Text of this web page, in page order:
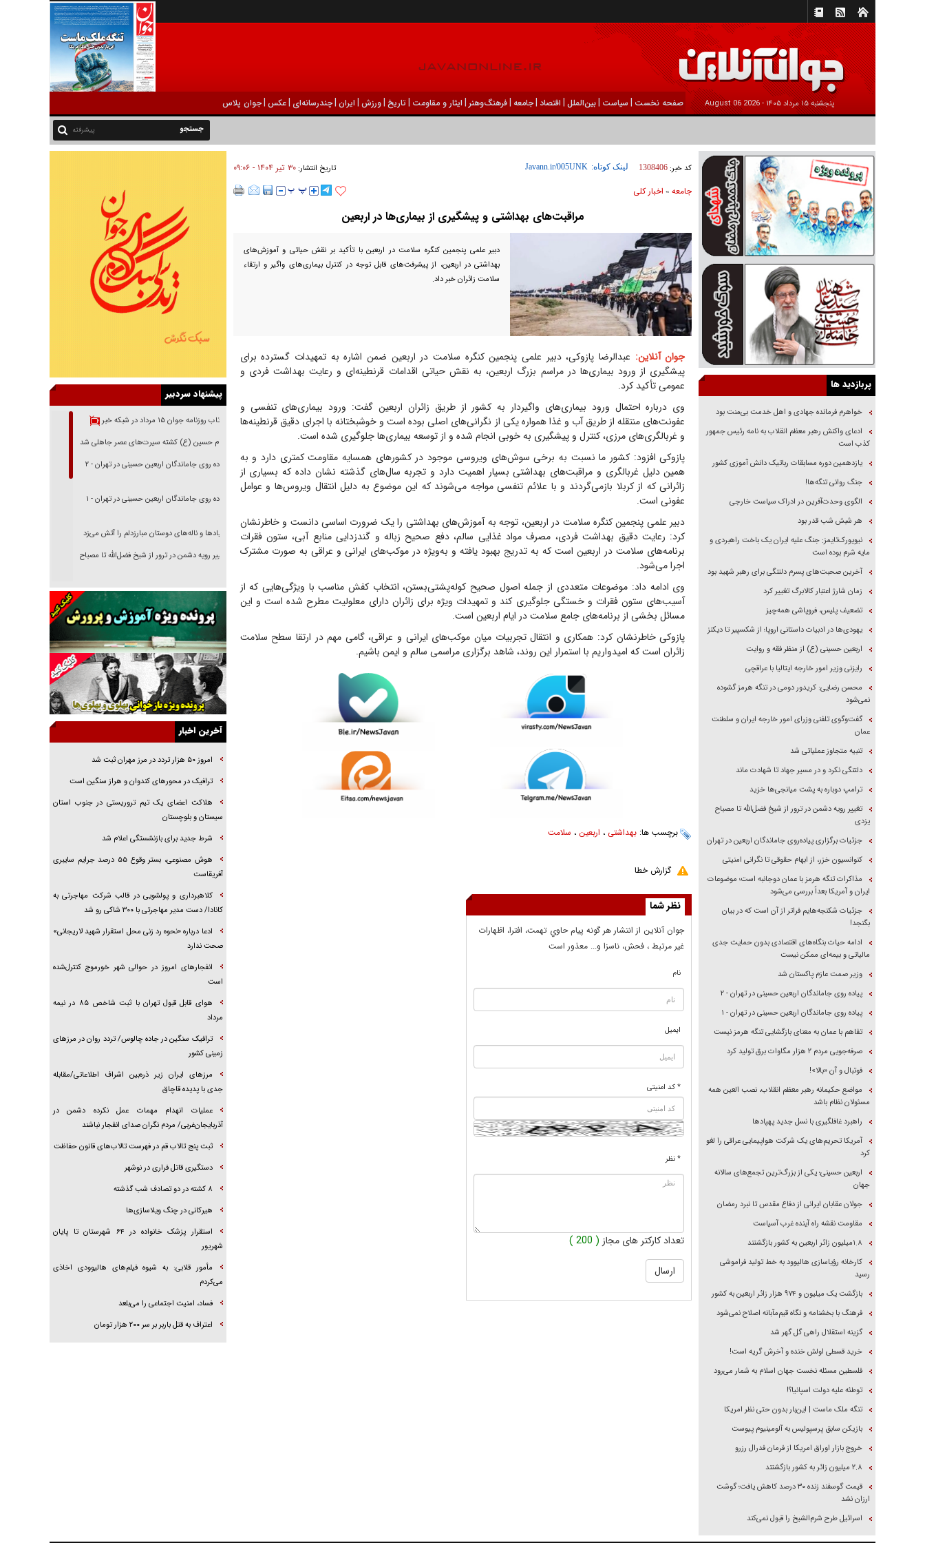
پنجشنبه ۱۵ مرداد ۱۴۰۵ - 2026 August 06 صفحه نخست | سیاست |بين‌الملل | اقتصاد |جامعه |فرهنگ‌و‌هنر | ایثار و مقاومت |تاریخ |ورزش | ايران |چندرسانه‌ای |عکس |جوان پلاس
پیشرفته
کد خبر: 1308406 لینک کوتاه: تاریخ انتشار:۳۰ تير ۱۴۰۴ - ۰۹:۰۶
جامعه» اخبار كلی
مراقبت‌های بهداشتی و پیشگیری از بیماری‌ها در اربعین
دبیر علمی پنجمین کنگره سلامت در اربعین با تأکید بر نقش حیاتی و آموزش‌های
بهداشتی در اربعین، از پیشرفت‌های قابل توجه در کنترل بیماری‌های واگیر و ارتقاء
سلامت زائران خبر داد.
جوان آنلاین: عبدالرضا پازوکی، دبیر علمی پنجمین کنگره سلامت در اربعین ضمن اشاره به تمهیدات گسترده برای
پیشگیری از ورود بیماری‌ها در مراسم بزرگ اربعین، به نقش حیاتی اقدامات قرنطینه‌ای و رعایت بهداشت فردی و
عمومی تأکید کرد.
وی درباره احتمال ورود بیماری‌های واگیردار به کشور از طریق زائران اربعین گفت: ورود بیماری‌های تنفسی و
عفونت‌های منتقله از طریق آب و غذا همواره یکی از نگرانی‌های اصلی بوده است و خوشبختانه با اجرای دقیق قرنطینه‌ها
و غربالگری‌های مرزی، کنترل و پیشگیری به خوبی انجام شده و از توسعه بیماری‌ها جلوگیری شده است.
پازوکی افزود: کشور ما نسبت به برخی سوش‌های ویروسی موجود در کشورهای همسایه مقاومت کمتری دارد و به
همین دلیل غربالگری و مراقبت‌های بهداشتی بسیار اهمیت دارد و تجربه سال‌های گذشته نشان داده که بسیاری از
زائرانی که از کربلا بازمی‌گردند و با علائم تنفسی مواجه می‌شوند که این موضوع به دلیل انتقال ویروس‌ها و عوامل
عفونی است.
دبیر علمی پنجمین کنگره سلامت در اربعین، توجه به آموزش‌های بهداشتی را یک ضرورت اساسی دانست و خاطرنشان
کرد: رعایت دقیق بهداشت فردی، مصرف مواد غذایی سالم، دفع صحیح زباله و گندزدایی منابع آبی، ستون فقرات
برنامه‌های سلامت در اربعین است که به تدریج بهبود یافته و به‌ویژه در موکب‌های ایرانی و عراقی به صورت مشترک
اجرا می‌شود.
وی ادامه داد: موضوعات متعددی از جمله اصول صحیح کوله‌پشتی‌بستن، انتخاب کفش مناسب با ویژگی‌هایی که از
آسیب‌های ستون فقرات و خستگی جلوگیری کند و تمهیدات ویژه برای زائران دارای معلولیت مطرح شده است و این
مسائل بخشی از برنامه‌های جامع سلامت در ایام اربعین است.
پازوکی خاطرنشان کرد: همکاری و انتقال تجربیات میان موکب‌های ایرانی و عراقی، گامی مهم در ارتقا سطح سلامت
زائران است که امیدواریم با استمرار این روند، شاهد برگزاری مراسمی سالم و ایمن باشیم.
برچسب ها: بهداشتی ، اربعین ، سلامت
گزارش خطا
نظر شما
جوان آنلاين از انتشار هر گونه پيام حاوي تهمت، افترا، اظهارات
غير مرتبط ، فحش، ناسزا و... معذور است
نام
ایمیل
* کد امنیتی
* نظر
تعداد کارکتر های مجاز ( 200 )
پربازدید ها
خواهرم فرمانده جهادی و اهل خدمت بی‌منت بود
ادعای واکنش رهبر معظم انقلاب به نامه رئیس جمهور
کذب است
یازدهمین دوره مسابقات رباتیک دانش آموزی کشور
جنگ روانی تنگه‌ها!
الگوی وحدت‌آفرین در ادراک سیاست خارجی
هر شبش شب قدر بود
نیویورک‌تایمز: جنگ علیه ایران یک باخت راهبردی و
مایه شرم بوده است
آخرین صحبت‌های پسرم دلتنگی برای رهبر شهید بود
زمان شارژ اعتبار کالابرگ تغییر کرد
تضعیف پلیس، فروپاشی همه‌چیز
یهودی‌ها در ادبیات داستانی اروپا؛ از شکسپیر تا دیکنز
اربعین حسینی (ع) از منظر فقه و روایت
رایزنی وزیر امور خارجه ایتالیا با عراقچی
محسن رضایی: کریدور دومی در تنگه هرمز گشوده
نمی‌شود
گفت‌وگوی تلفنی وزرای امور خارجه ایران و سلطنت
عمان
تنبیه متجاوز عملیاتی شد
دلتنگی نکرد و در مسیر جهاد تا شهادت ماند
ترامپ دوباره به پشت میانجی‌ها خزید
تغییر رویه دشمن در ترور از شیخ فضل‌الله تا مصباح
یزدی
جزئیات برگزاری پیاده‌روی جاماندگان اربعین در تهران
کنوانسیون خزر، از ابهام حقوقی تا نگرانی امنیتی
مذاکرات تنگه هرمز با عمان دوجانبه است؛ موضوعات
ایران و آمریکا بعداً بررسی می‌شود
جزئیات شکنجه‌هایم فراتر از آن است که در بیان
بگنجد!
ادامه حیات بنگاه‌های اقتصادی بدون حمایت جدی
مالیاتی و بیمه‌ای ممکن نیست
وزیر صمت عازم پاکستان شد
پیاده روی جاماندگان اربعین حسینی در تهران - ۲
پیاده روی جاماندگان اربعین حسینی در تهران - ۱
تفاهم با عمان به معنای بازگشایی تنگه هرمز نیست
صرفه‌جویی مردم ۲ هزار مگاوات برق تولید کرد
فوتبال و آن «بالا»!
مواضع حکیمانه رهبر معظم انقلاب، نصب العین همه
مسئولان نظام باشد
راهبرد غافلگیری با نسل جدید پهپاد‌ها
آمریکا تحریم‌های یک شرکت هواپیمایی عراقی را لغو
کرد
اربعین حسینی؛ یکی از بزرگ‌ترین تجمع‌های سالانه
جهان
جولان عقابان ایرانی از دفاع مقدس تا نبرد رمضان
مقاومت نقشه راه آینده غرب آسیاست
۱.۸میلیون زائر اربعین به کشور بازگشتند
کارخانه رؤیاسازی هالیوود به خط تولید فراموشی
رسید
بازگشت یک میلیون و ۹۷۴ هزار زائر اربعین به کشور
فرهنگ با بخشنامه و نگاه قیم‌مآبانه اصلاح نمی‌شود
گزینه استقلال راهی گل گهر شد
خرید قسطی اولش خنده و آخرش گریه است!
فلسطین مسئله نخست جهان اسلام به شمار می‌رود
توطئه علیه دولت اسپانیا؟!
تنگه ملک ماست | این‌بار بدون حتی نظر امریکا
بازیکن سابق پرسپولیس به آلومینیوم پیوست
خروج بازار اوراق امریکا از فرمان فدرال رزرو
۲.۸ میلیون زائر به کشور بازگشتند
قیمت گوسفند زنده ۳۰ درصد کاهش یافت؛ گوشت
ارزان نشد
اسرائیل طرح شرم‌الشیخ را قبول نمی‌کند
پیشنهاد سردبیر
بازتاب روزنامه جوان ۱۵ مرداد در شبکه خبر
امام حسین (ع) کشته سیرت‌های عصر جاهلی شد
پیاده روی جاماندگان اربعین حسینی در تهران - ۲
پیاده روی جاماندگان اربعین حسینی در تهران - ۱
فریاد‌ها و ناله‌های دوستان مبارزدلم را آتش می‌زد
تغییر رویه دشمن در ترور از شیخ فضل‌الله تا مصباح
خرید قسطی اولش خنده و آخرش گریه است!
فوتبال و آن «بالا»!
راهبرد غافلگیری با نسل جدید پهپاد‌ها
جنجال پزشکان تقلبی در صنعت زیبایی
یهودی‌ها در ادبیات داستانی اروپا؛ از شکسپیر تا
دیکنز
گفت‌وگو با خواهر یکی از شهدای جنگ رمضان/
خواهرم فرمانده جهادی و اهل خدمت بی‌منت بود
بگنجد!
گزارش «جوان» از قوانین سخت‌گیرانه ۶ قاره در
تحلیل ابعاد پیام رهبر انقلاب به حزب‌الله/ مقاومت
آخرین اخبار
امروز ۵۰ هزار تردد در مرز مهران ثبت شد
ترافیک در محور‌های کندوان و هراز سنگین است
هلاکت اعضای یک تیم تروریستی در جنوب استان
سیستان و بلوچستان
شرط جدید برای بازنشستگی اعلام شد
هوش مصنوعی، بستر وقوع ۵۵ درصد جرایم سایبری
آفریقاست
کلاهبرداری و پولشویی در قالب شرکت مهاجرتی به
کانادا/ دست مدیر مهاجرتی با ۳۰۰ شاکی رو شد
ادعا درباره «نحوه رد زنی محل استقرار شهید لاریجانی»
صحت ندارد
انفجار‌های امروز در حوالی شهر خورموج کنترل‌شده
است
هوای قابل قبول تهران با ثبت شاخص ۸۵ در نیمه
مرداد
ترافیک سنگین در جاده چالوس/ تردد روان در مرز‌های
زمینی کشور
مرز‌های ایران زیر ذره‌بین اشراف اطلاعاتی/مقابله
جدی با پدیده قاچاق
عملیات انهدام مهمات عمل نکرده دشمن در
آذربایجان‌غربی/ مردم نگران صدای انفجار نباشند
ثبت پنج تالاب قم در فهرست تالاب‌های قانون حفاظت
دستگیری قاتل فراری در نوشهر
۸ کشته در دو تصادف شب گذشته
هیرکانی در چنگ ویلاسازی‌ها
‌استقرار پزشک خانواده در ۶۴ شهرستان تا پایان
شهریور
مأمور قلابی: به شیوه فیلم‌های هالیوودی اخاذی
می‌کردم
فساد، امنیت اجتماعی را می‌بلعد
‌‌اعتراف به قتل باربر بر سر ۲۰۰ هزار تومان